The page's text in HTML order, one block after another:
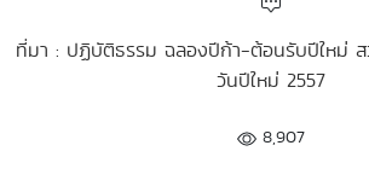
ที่มา : ปฏิบัติธรรม ฉลองปีก้า-ต้อนรับปีใหม่
วันปีใหม่ 2557
8,907